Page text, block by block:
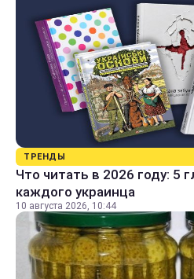
ТРЕНДЫ
Что читать в 2026 году: 5
каждого украинца
10 августа 2026, 10:44